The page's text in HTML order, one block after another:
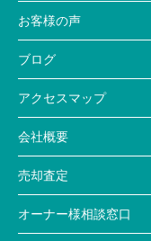
お客様の声
ブログ
アクセスマップ
会社概要
売却査定
オーナー様相談窓口